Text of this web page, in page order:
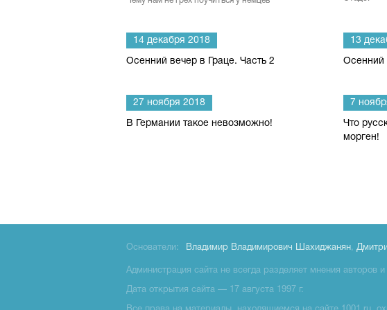
14 декабря 2018
Осенний вечер в Граце. Часть 2
13
Осенний
27 ноября 2018
В Германии такое невозможно!
7
Что
морген!
Основатели: Владимир Владимирович Шахиджанян,
Администрация сайта не всегда разделяет мнения авторов
Дата открытия сайта — 17 августа 1997 г.